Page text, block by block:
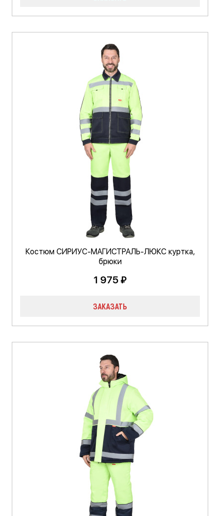
Костюм СИРИУС-МАГИСТРАЛЬ-ЛЮКС куртка,
брюки
1 975 ₽
ЗАКАЗАТЬ